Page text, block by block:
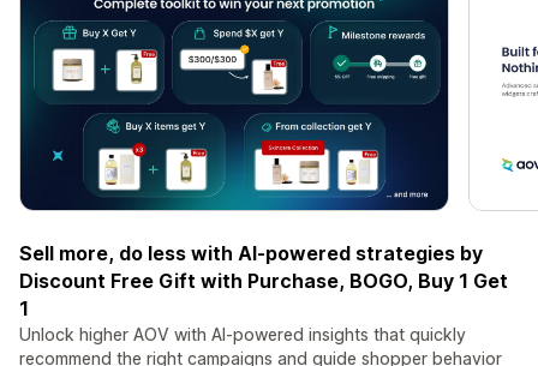
Sell more, do less with AI-powered strategies by
Discount Free Gift with Purchase, BOGO, Buy 1 Get
1
Unlock higher AOV with AI-powered insights that quickly
recommend the right campaigns and guide shopper behavior